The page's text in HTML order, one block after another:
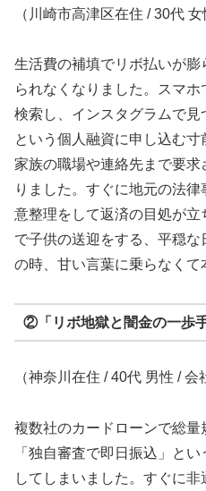
（川崎市高津区在住 / 30代 女
生活費の補填でリボ払いが膨
られなくなりました。スマ
検索し、インスタグラムで見
という個人融資に申し込む
家族の職場や連絡先まで要求
りました。すぐに地元の法
意整理をして返済の目処が立
で子供の送迎をする、平穏
の時、甘い言葉に乗らなくて
②「リボ地獄と闇金の一歩
（神奈川在住 / 40代 男性 / 会
複数社のカードローンで総
「独自審査で即日振込」と
してしまいました。すぐに非